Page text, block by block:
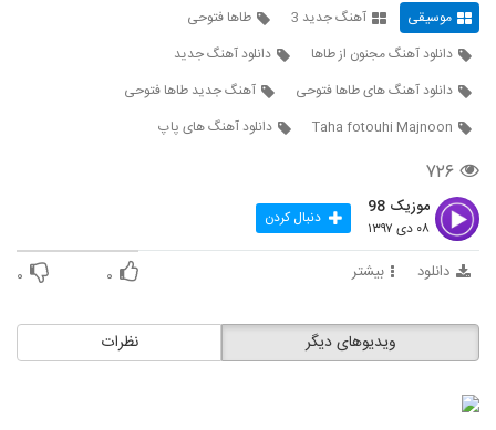
دانلود آهنگ مهدی رها باور نمیکردم
۵۳۱ بازدید
دانلود آهنگ جدید و زیبای ابراهیم علیزاده با
337
سجاد کریمی آهنگ سکوت عاشقانه
۵۳۵ بازدید
۸۹۵ بازدید
موسیقی آهنگ جدید 3
طاها فتوحی
دانلود آهنگ مجنون از طاها
دانلود آهنگ جدید
دانلود آهنگ های طاها فتوحی
آهنگ جدید طاها فتوحی
Taha fotouhi Majnoon
دانلود آهنگ های پاپ
۷۲۶
موزیک 98
۰۸ دی ۱۳۹۷ دنبال کردن
دانلود بیشتر ۰ ۰
نظرات ویدیوهای دیگر